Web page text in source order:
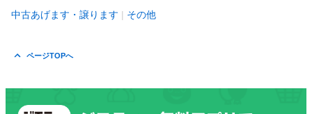
中古あげます・譲ります その他
ページTOPへ